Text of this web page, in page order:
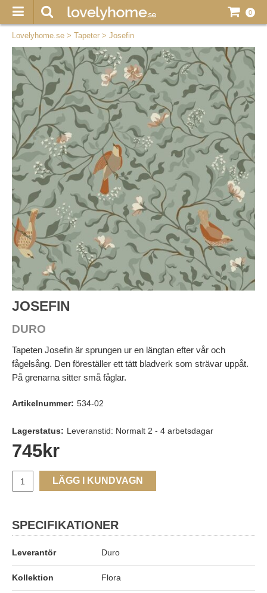
0
Lovelyhome.se > Tapeter > Josefin
JOSEFIN
DURO
Tapeten Josefin är sprungen ur en längtan efter vår och
fågelsång. Den föreställer ett tätt bladverk som strävar uppåt.
På grenarna sitter små fåglar.
Artikelnummer: 534-02
Lagerstatus: Leveranstid: Normalt 2 - 4 arbetsdagar
745kr
LÄGG I KUNDVAGN
SPECIFIKATIONER
Leverantör Duro
Kollektion Flora